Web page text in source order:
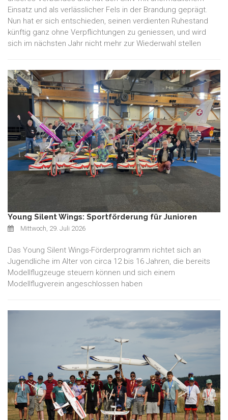
Einsatz und als verlässlicher Fels in der Brandung geprägt.
Nun hat er sich entschieden, seinen verdienten Ruhestand
künftig ganz ohne Verpflichtungen zu geniessen, und wird
sich im nächsten Jahr nicht mehr zur Wiederwahl stellen
Young Silent Wings: Sportförderung für Junioren
Mittwoch, 29. Juli 2026
Das Young Silent Wings-Förderprogramm richtet sich an
Jugendliche im Alter von circa 12 bis 16 Jahren, die bereits
Modellflugzeuge steuern können und sich einem
Modellflugverein angeschlossen haben